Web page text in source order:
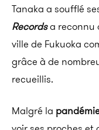
Tanaka a soufflé
Recordsa reconnu
ville de Fukuoka
grâce à de
recueillis.
Malgré la